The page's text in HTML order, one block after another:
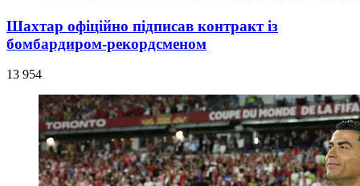
Шахтар офіційно підписав контракт із
бомбардиром-рекордсменом
13 954